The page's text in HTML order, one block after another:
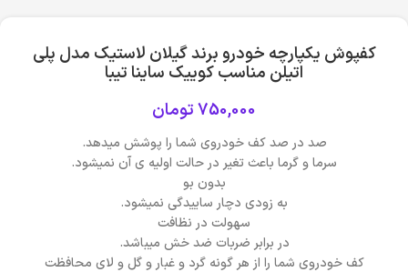
کفپوش یکپارچه خودرو برند گیلان لاستیک مدل پلی
اتیلن مناسب کوییک ساینا تیبا
750,000تومان
صد در صد کف خودروی شما را پوشش میدهد.
سرما و گرما باعث تغیر در حالت اولیه ی آن نمیشود.
بدون بو
به زودی دچار ساییدگی نمیشود.
سهولت در نظافت
در برابر ضربات ضد خش میباشد.
کف خودروی شما را از هر گونه گرد و غبار و گل و لای محافظت